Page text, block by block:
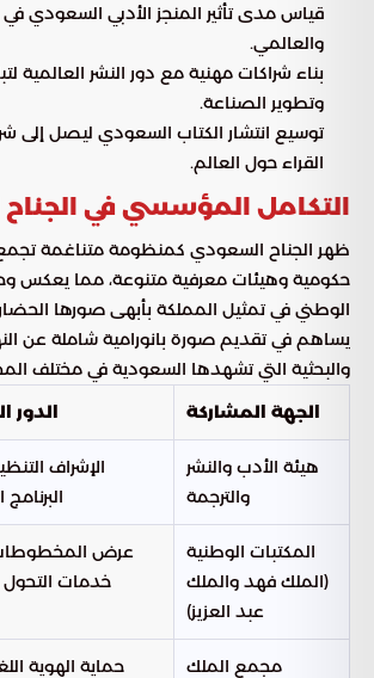
قياس مدى تأثير المنجز الأدبي السعودي في
والعالمي.
بناء شراكات مهنية مع دور النشر العالمية
وتطوير الصناعة.
توسيع انتشار الكتاب السعودي ليصل إلى
القراء حول العالم.
التكامل المؤسسي في
ظهر الجناح السعودي كمنظومة متناغمة
حكومية وهيئات معرفية متنوعة، مما يعكس
الوطني في تمثيل المملكة بأبهى صورها
يساهم في تقديم صورة بانورامية شاملة عن
والبحثية التي تشهدها السعودية في مختلف
الجهة المشاركة
الدور
هيئة الأدب والنشر
والترجمة
الإشراف
المكتبات الوطنية
(الملك فهد والملك
عبد العزيز)
عرض المخطوطات
خدمات التحول
مجمع الملك
حماية الهوية